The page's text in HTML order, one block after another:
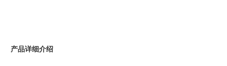
产品详细介绍